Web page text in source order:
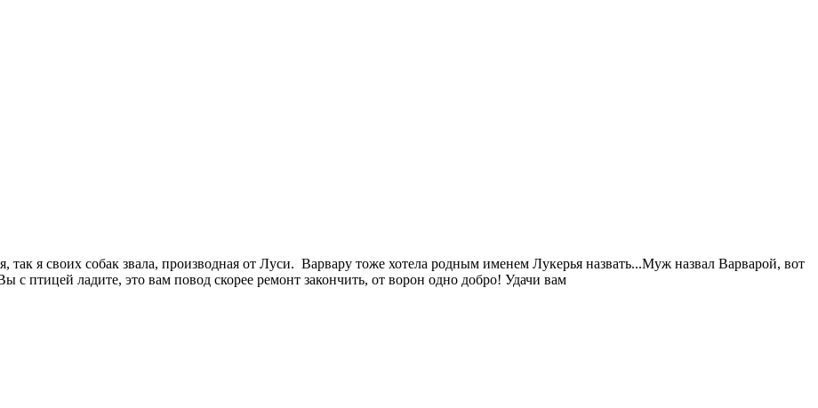
я своих собак звала, производная от Луси. Варвару тоже хотела родным именем Лукерья назвать...Муж назвал Варварой, вот
птицей ладите, это вам повод скорее ремонт закончить, от ворон одно добро! Удачи вам